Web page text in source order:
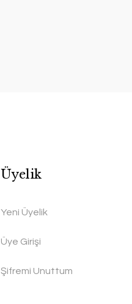
Üyelik
Yeni Üyelik
Üye Girişi
Şifremi Unuttum